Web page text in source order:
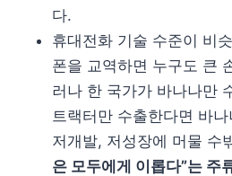
다.
휴대전화 기술 수준이 비
폰을 교역하면 누구도 큰
러나 한 국가가 바나나만
트랙터만 수출한다면 바
저개발, 저성장에 머물 수
은 모두에게 이롭다”는 주